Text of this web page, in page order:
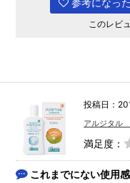
このレビ
投稿日：
アルジタル
満足度：
これまでにない使用感